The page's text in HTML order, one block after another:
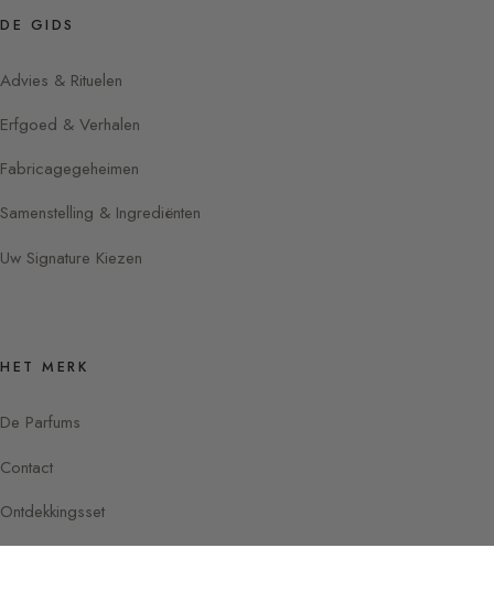
DE GIDS
Advies & Rituelen
Erfgoed & Verhalen
Fabricagegeheimen
Samenstelling & Ingrediënten
Uw Signature Kiezen
HET MERK
De Parfums
Contact
Ontdekkingsset